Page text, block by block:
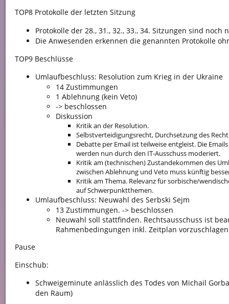
TOP8 Protokolle der letzten Sitzung
Protokolle der 28., 31., 32., 33., 34. Sitzungen sind noch
Die Anwesenden erkennen die genannten Protokolle
TOP9 Beschlüsse
Umlaufbeschluss: Resolution zum Krieg in der Ukraine
14 Zustimmungen
1 Ablehnung (kein Veto)
-> beschlossen
Diskussion
Kritik an der Resolution.
Selbstverteidigungsrecht, Durchsetzung des
Debatte per Email ist teilweise entgleist. Die
werden nun durch den IT-Ausschuss moderiert.
Kritik am (technischen) Zustandekommen des
zwischen Ablehnung und Veto muss künftig
Kritik am Thema. Relevanz für sorbische/
auf Schwerpunktthemen.
Umlaufbeschluss: Neuwahl des Serbski Sejm
13 Zustimmungen. -> beschlossen
Neuwahl soll stattfinden. Rechtsausschuss ist
Rahmenbedingungen inkl. Zeitplan
Pause
Einschub:
Schweigeminute anlässlich des Todes von Michail
den Raum)